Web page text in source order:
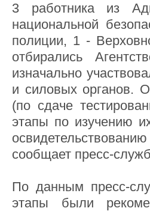
3 работника из
национальной
полиции, 1 -
отбирались
изначально
и силовых органов.
(по сдаче
этапы по изучению
сообщает пресс-
По данным пресс-
этапы были